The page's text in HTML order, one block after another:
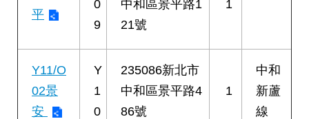
平
0
9
中和區景平路1
21號
1
Y11/O
02景
安
Y
1
0
235086新北市
中和區景平路4
86號
1
中和
新蘆
線